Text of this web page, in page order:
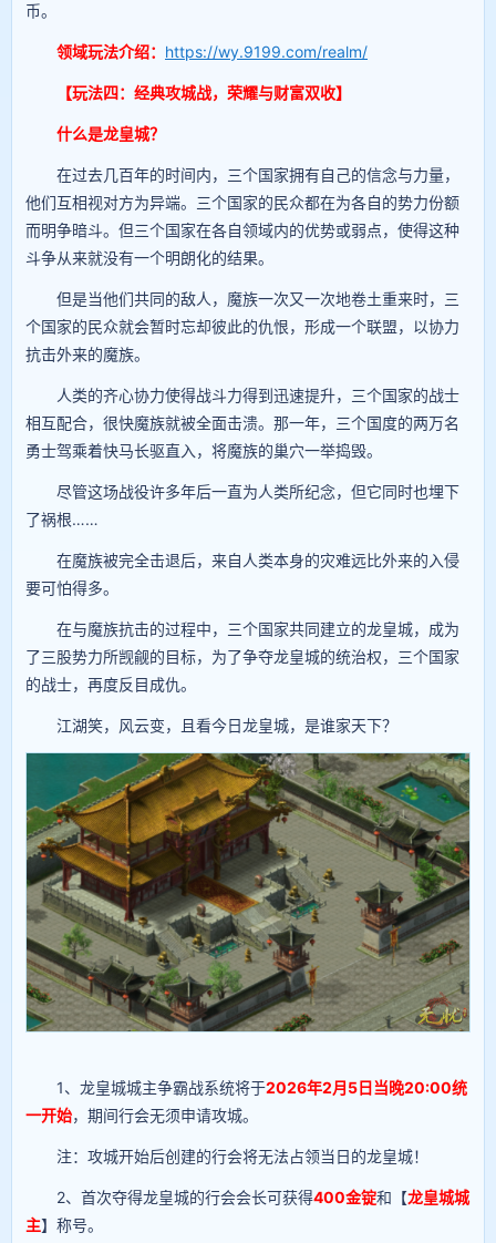
币。
领域玩法介绍： https://wy.9199.com/realm/
【玩法四：经典攻城战，荣耀与财富双收】
什么是龙皇城？
在过去几百年的时间内，三个国家拥有自己的信念与力量，
他们互相视对方为异端。三个国家的民众都在为各自的势力份额
而明争暗斗。但三个国家在各自领域内的优势或弱点，使得这种
斗争从来就没有一个明朗化的结果。
但是当他们共同的敌人，魔族一次又一次地卷土重来时，三
个国家的民众就会暂时忘却彼此的仇恨，形成一个联盟，以协力
抗击外来的魔族。
人类的齐心协力使得战斗力得到迅速提升，三个国家的战士
相互配合，很快魔族就被全面击溃。那一年，三个国度的两万名
勇士驾乘着快马长驱直入，将魔族的巢穴一举捣毁。
尽管这场战役许多年后一直为人类所纪念，但它同时也埋下
了祸根……
在魔族被完全击退后，来自人类本身的灾难远比外来的入侵
要可怕得多。
在与魔族抗击的过程中，三个国家共同建立的龙皇城，成为
了三股势力所觊觎的目标，为了争夺龙皇城的统治权，三个国家
的战士，再度反目成仇。
江湖笑，风云变，且看今日龙皇城，是谁家天下？
1、龙皇城城主争霸战系统将于2026年2月5日当晚20:00统
一开始，期间行会无须申请攻城。
注：攻城开始后创建的行会将无法占领当日的龙皇城！
2、首次夺得龙皇城的行会会长可获得400金锭和【龙皇城城
主】称号。